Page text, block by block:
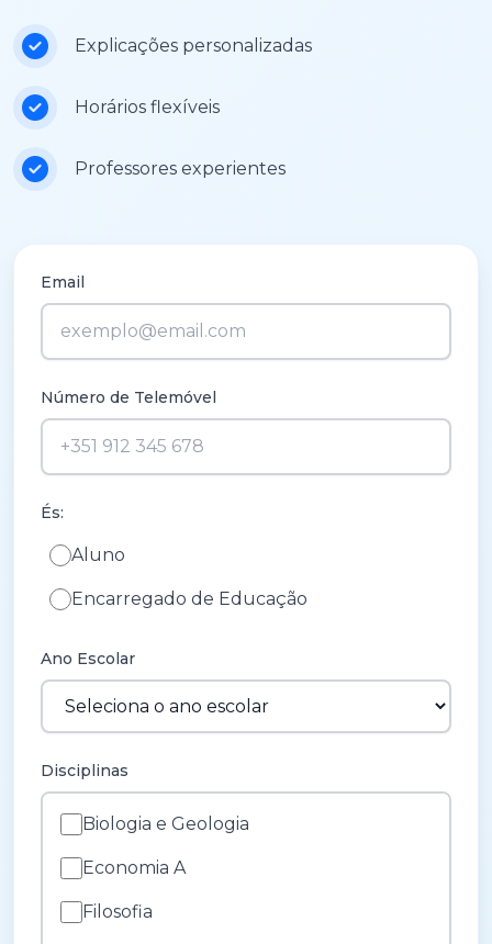
Explicações personalizadas
Horários flexíveis
Professores experientes
Email
Número de Telemóvel
És:
Aluno
Encarregado de Educação
Ano Escolar
Disciplinas
Biologia e Geologia
Economia A
Filosofia